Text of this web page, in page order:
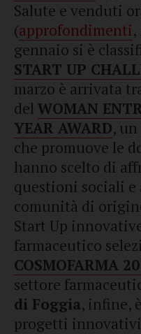
Salute e venduti
(approfondimenti,
gennaio si è
START UP
marzo è arrivata
del WOMAN
YEAR AWARD,
che promuove le
hanno scelto di
questioni sociali
comunità di
Start Up
farmaceutico
COSMOFARMA
settore
di Foggia, infine,
progetti